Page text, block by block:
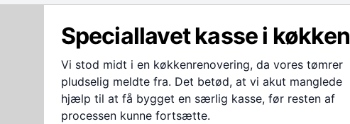
Speciallavet kasse i køkken
Vi stod midt i en køkkenrenovering, da vores tømrer
pludselig meldte fra. Det betød, at vi akut manglede
hjælp til at få bygget en særlig kasse, før resten af
processen kunne fortsætte.